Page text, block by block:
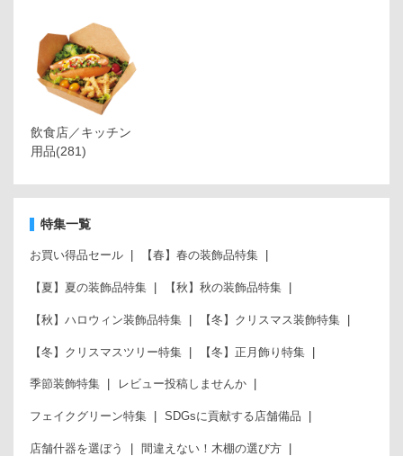
飲食店／キッチン
用品(281)
特集一覧
お買い得品セール 【春】春の装飾品特集
【夏】夏の装飾品特集 【秋】秋の装飾品特集
【秋】ハロウィン装飾品特集 【冬】クリスマス装飾特集
【冬】クリスマスツリー特集 【冬】正月飾り特集
季節装飾特集 レビュー投稿しませんか
フェイクグリーン特集 SDGsに貢献する店舗備品
店舗什器を選ぼう 間違えない！木棚の選び方